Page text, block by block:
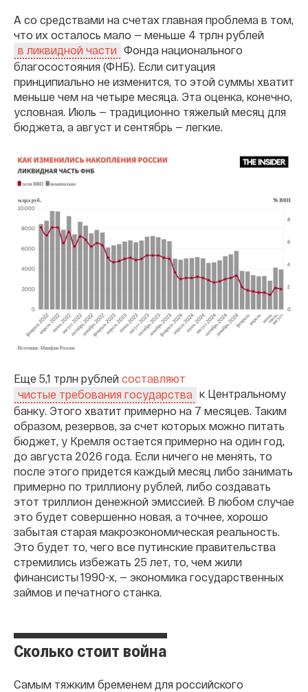
А со средствами на счетах главная проблема в том,
что их осталось мало — меньше 4 трлн рублей
в ликвидной части Фонда национального
благосостояния (ФНБ). Если ситуация
принципиально не изменится, то этой суммы хватит
меньше чем на четыре месяца. Эта оценка, конечно,
условная. Июль — традиционно тяжелый месяц для
бюджета, а август и сентябрь — легкие.
Еще 5,1 трлн рублей составляют
чистые требования государства к Центральному
банку. Этого хватит примерно на 7 месяцев. Таким
образом, резервов, за счет которых можно питать
бюджет, у Кремля остается примерно на один год,
до августа 2026 года. Если ничего не менять, то
после этого придется каждый месяц либо занимать
примерно по триллиону рублей, либо создавать
этот триллион денежной эмиссией. В любом случае
это будет совершенно новая, а точнее, хорошо
забытая старая макроэкономическая реальность.
Это будет то, чего все путинские правительства
стремились избежать 25 лет, то, чем жили
финансисты 1990-х, — экономика государственных
займов и печатного станка.
Сколько стоит война
Самым тяжким бременем для российского